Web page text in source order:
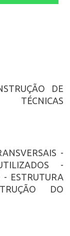
DE
TÉCNICAS
-
-
- ESTRUTURA
DO